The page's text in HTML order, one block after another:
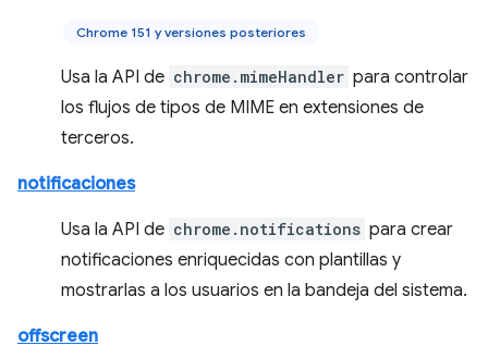
Chrome 151 y versiones posteriores
Usa la API de chrome.mimeHandler para controlar
los flujos de tipos de MIME en extensiones de
terceros.
notificaciones
Usa la API de chrome.notifications para crear
notificaciones enriquecidas con plantillas y
mostrarlas a los usuarios en la bandeja del sistema.
offscreen